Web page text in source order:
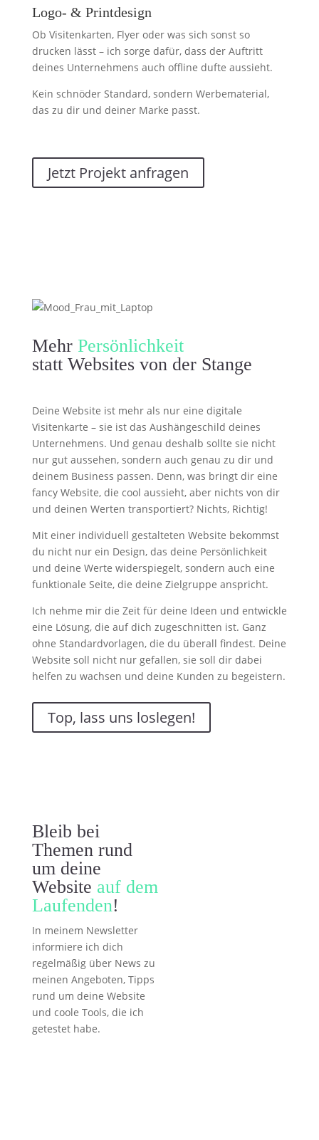
Logo- & Printdesign
Ob Visitenkarten, Flyer oder was sich sonst so
drucken lässt – ich sorge dafür, dass der Auftritt
deines Unternehmens auch offline dufte aussieht.
Kein schnöder Standard, sondern Werbematerial,
das zu dir und deiner Marke passt.
Jetzt Projekt anfragen
Mehr Persönlichkeit
statt Websites von der Stange
Deine Website ist mehr als nur eine digitale
Visitenkarte – sie ist das Aushängeschild deines
Unternehmens. Und genau deshalb sollte sie nicht
nur gut aussehen, sondern auch genau zu dir und
deinem Business passen. Denn, was bringt dir eine
fancy Website, die cool aussieht, aber nichts von dir
und deinen Werten transportiert? Nichts, Richtig!
Mit einer individuell gestalteten Website bekommst
du nicht nur ein Design, das deine Persönlichkeit
und deine Werte widerspiegelt, sondern auch eine
funktionale Seite, die deine Zielgruppe anspricht.
Ich nehme mir die Zeit für deine Ideen und entwickle
eine Lösung, die auf dich zugeschnitten ist. Ganz
ohne Standardvorlagen, die du überall findest. Deine
Website soll nicht nur gefallen, sie soll dir dabei
helfen zu wachsen und deine Kunden zu begeistern.
Top, lass uns loslegen!
Bleib bei
Themen rund
um deine
Website auf dem
Laufenden!
In meinem Newsletter
informiere ich dich
regelmäßig über News zu
meinen Angeboten, Tipps
rund um deine Website
und coole Tools, die ich
getestet habe.